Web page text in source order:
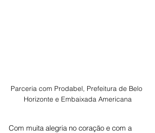
Parceria com Prodabel, Prefeitura de Belo
Horizonte e Embaixada Americana
Com muita alegria no coração e com a